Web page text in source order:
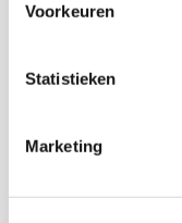
Voorkeuren
Statistieken
Marketing
23